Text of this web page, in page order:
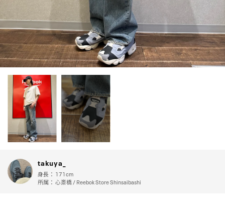
takuya_
身長： 171cm
所属： 心斎橋 / Reebok Store Shinsaibashi